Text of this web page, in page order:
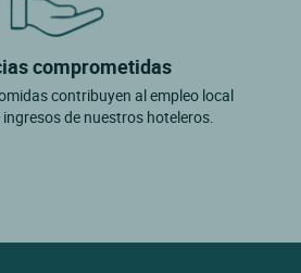
comprometidas
contribuyen al empleo local
de nuestros hoteleros.